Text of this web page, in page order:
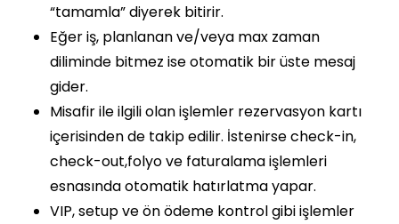
“tamamla” diyerek bitirir.
Eğer iş, planlanan ve/veya max zaman
diliminde bitmez ise otomatik bir üste mesaj
gider.
Misafir ile ilgili olan işlemler rezervasyon kartı
içerisinden de takip edilir. İstenirse check-in,
check-out,folyo ve faturalama işlemleri
esnasında otomatik hatırlatma yapar.
VIP, setup ve ön ödeme kontrol gibi işlemler